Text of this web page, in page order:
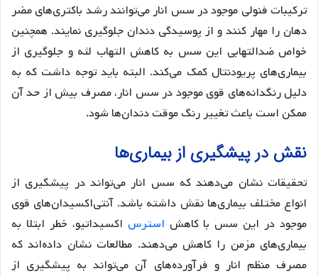
ترکیبات فنولی موجود در سس انار می‌توانند رشد باکتری‌های مضر
دهان را مهار کنند و از پوسیدگی دندان جلوگیری نمایند. همچنین
خواص ضدالتهابی این سس به کاهش التهاب لثه و جلوگیری از
بیماری‌های پریودنتال کمک می‌کند. البته باید توجه داشت که به
دلیل رنگدانه‌های قوی موجود در سس انار، مصرف بیش از حد آن
ممکن است باعث تغییر رنگ موقت دندان‌ها شود.
نقش در پیشگیری از بیماری‌ها
تحقیقات نشان می‌دهند که سس انار می‌تواند در پیشگیری از
انواع مختلف بیماری‌ها نقش داشته باشد. آنتی‌اکسیدان‌های قوی
موجود در این سس با کاهش استرس اکسیداتیو، خطر ابتلا به
بیماری‌های مزمن را کاهش می‌دهند. مطالعات نشان داده‌اند که
مصرف منظم انار و فرآورده‌های آن می‌تواند به پیشگیری از